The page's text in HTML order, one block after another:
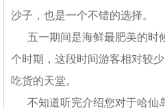
沙子，也是一个不错的选择。
五一期间是海鲜最肥美的时
个时期，这段时间游客相对较
吃货的天堂。
不知道听完介绍您对于哈仙